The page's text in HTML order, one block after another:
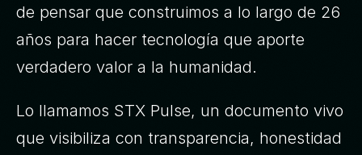
de pensar que construimos a lo largo de 26
años para hacer tecnología que aporte
verdadero valor a la humanidad.
Lo llamamos STX Pulse, un documento vivo
que visibiliza con transparencia, honestidad